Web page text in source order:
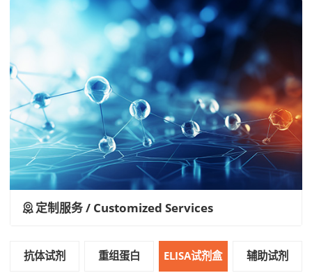
定制服务 / Customized Services
抗体试剂 重组蛋白 ELISA试剂盒 辅助试剂